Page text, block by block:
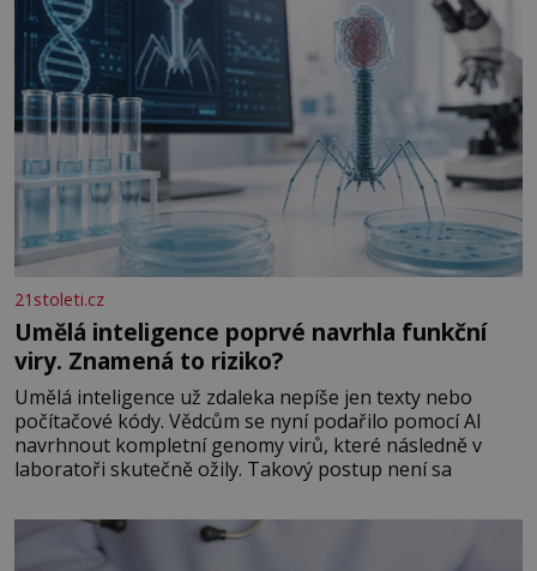
21stoleti.cz
Umělá inteligence poprvé navrhla funkční
viry. Znamená to riziko?
Umělá inteligence už zdaleka nepíše jen texty nebo
počítačové kódy. Vědcům se nyní podařilo pomocí AI
navrhnout kompletní genomy virů, které následně v
laboratoři skutečně ožily. Takový postup není sa